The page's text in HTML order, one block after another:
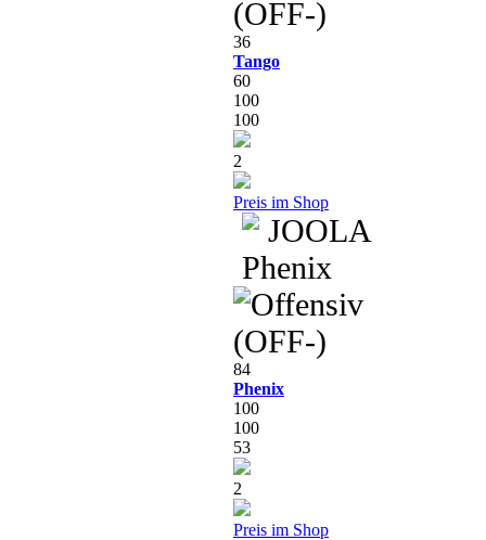
36
Tango
60
100
100
2
Preis im Shop
84
Phenix
100
100
53
2
Preis im Shop